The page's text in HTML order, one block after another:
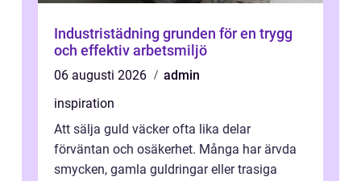
Industristädning grunden för en trygg
och effektiv arbetsmiljö
06 augusti 2026
admin
inspiration
Att sälja guld väcker ofta lika delar
förväntan och osäkerhet. Många har ärvda
smycken, gamla guldringar eller trasiga